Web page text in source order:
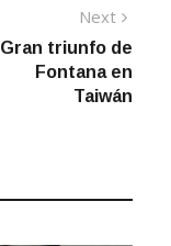
Next
Gran triunfo de
Fontana en
Taiwán